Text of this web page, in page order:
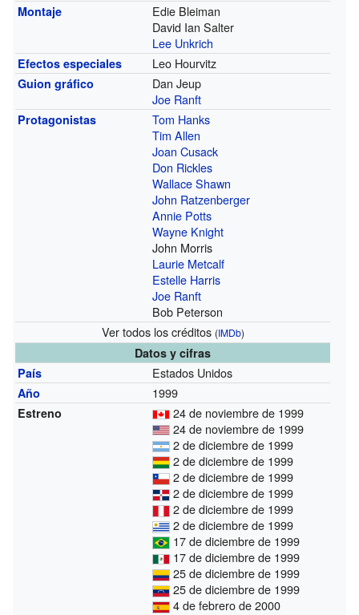
Montaje
Edie Bleiman
David Ian Salter
Lee Unkrich
Efectos especiales Leo Hourvitz
Guion gráfico
Dan Jeup
Joe Ranft
Protagonistas
Tom Hanks
Tim Allen
Joan Cusack
Don Rickles
Wallace Shawn
John Ratzenberger
Annie Potts
Wayne Knight
John Morris
Laurie Metcalf
Estelle Harris
Joe Ranft
Bob Peterson
Ver todos los créditos (IMDb)
Datos y cifras
País
Estados Unidos
Año 1999
Estreno
24 de noviembre de 1999
24 de noviembre de 1999
2 de diciembre de 1999
2 de diciembre de 1999
2 de diciembre de 1999
2 de diciembre de 1999
2 de diciembre de 1999
2 de diciembre de 1999
17 de diciembre de 1999
17 de diciembre de 1999
25 de diciembre de 1999
25 de diciembre de 1999
4 de febrero de 2000